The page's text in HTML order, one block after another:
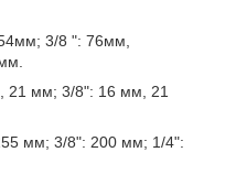
3/8 ": 76мм,
21 мм; 3/8": 16 мм, 21
мм; 3/8": 200 мм; 1/4":